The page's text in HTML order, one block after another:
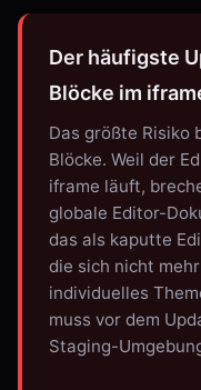
Der häufigste
Blöcke im
Das größte
Blöcke. Weil der
iframe läuft,
globale Editor-
das als kaputte
die sich nicht
individuelles
muss vor dem
Staging-